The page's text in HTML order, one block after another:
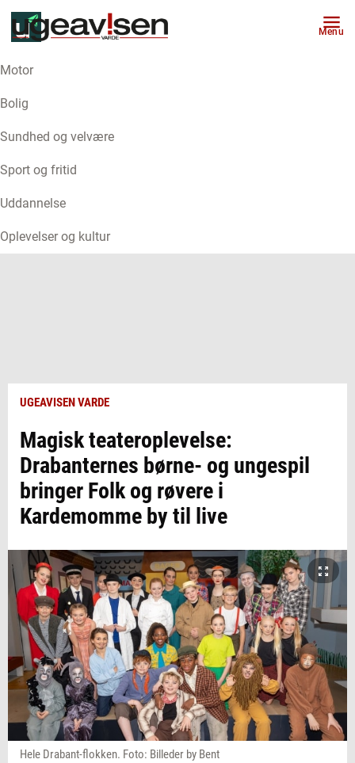
Menu
Motor
Bolig
Sundhed og velvære
Sport og fritid
Uddannelse
Oplevelser og kultur
UGEAVISEN VARDE
Magisk teateroplevelse:
Drabanternes børne- og ungespil
bringer Folk og røvere i
Kardemomme by til live
Hele Drabant-flokken. Foto: Billeder by Bent